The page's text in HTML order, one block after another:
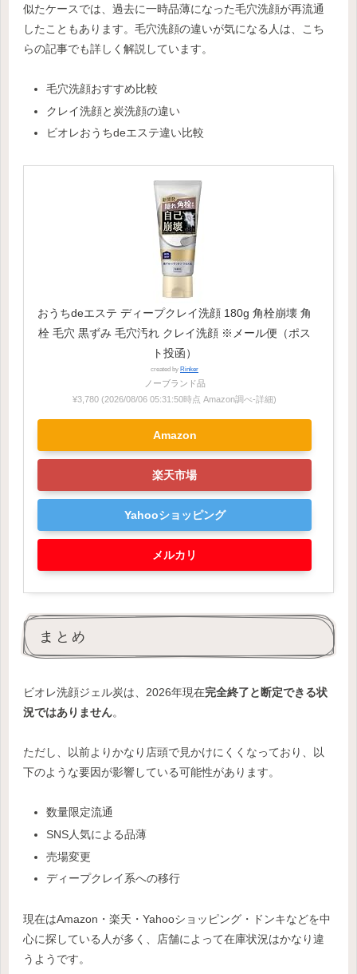
似たケースでは、過去に一時品薄になった毛穴洗顔が再流通
したこともあります。毛穴洗顔の違いが気になる人は、こち
らの記事でも詳しく解説しています。
毛穴洗顔おすすめ比較
クレイ洗顔と炭洗顔の違い
ビオレおうちdeエステ違い比較
おうちdeエステ ディープクレイ洗顔 180g 角栓崩壊 角
栓 毛穴 黒ずみ 毛穴汚れ クレイ洗顔 ※メール便（ポス
ト投函）
created by Rinker
ノーブランド品
¥3,780 (2026/08/06 05:31:50時点 Amazon調べ-詳細)
Amazon
楽天市場
Yahooショッピング
メルカリ
まとめ
ビオレ洗顔ジェル炭は、2026年現在完全終了と断定できる状
況ではありません。
ただし、以前よりかなり店頭で見かけにくくなっており、以
下のような要因が影響している可能性があります。
数量限定流通
SNS人気による品薄
売場変更
ディープクレイ系への移行
現在はAmazon・楽天・Yahooショッピング・ドンキなどを中
心に探している人が多く、店舗によって在庫状況はかなり違
うようです。